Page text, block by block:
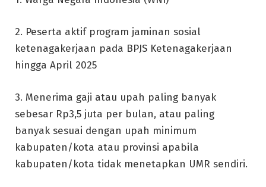
2. Peserta aktif program jaminan sosial
ketenagakerjaan pada BPJS Ketenagakerjaan
hingga April 2025
3. Menerima gaji atau upah paling banyak
sebesar Rp3,5 juta per bulan, atau paling
banyak sesuai dengan upah minimum
kabupaten/kota atau provinsi apabila
kabupaten/kota tidak menetapkan UMR sendiri.